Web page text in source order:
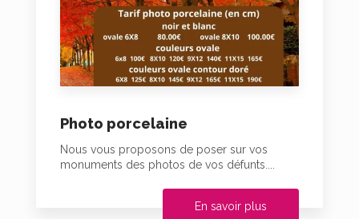
Photo porcelaine
Nous vous proposons de poser sur vos
monuments des photos de vos défunts....
En savoir plus